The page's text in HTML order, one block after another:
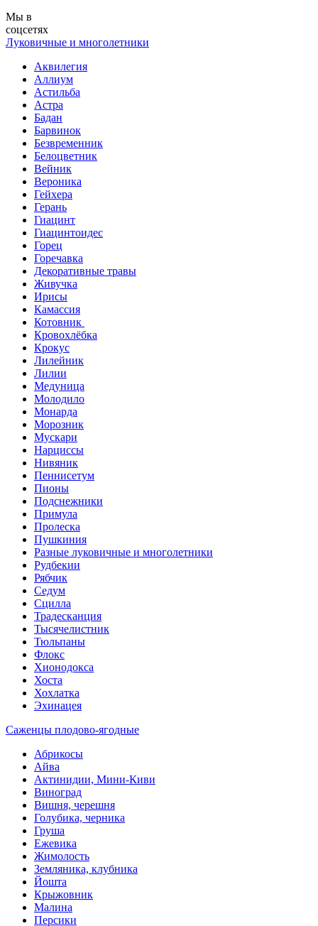
Мы в
соцсетях
Луковичные и многолетники
Аквилегия
Аллиум
Астильба
Астра
Бадан
Барвинок
Безвременник
Белоцветник
Вейник
Вероника
Гейхера
Герань
Гиацинт
Гиацинтоидес
Горец
Горечавка
Декоративные травы
Живучка
Ирисы
Камассия
Котовник
Кровохлёбка
Крокус
Лилейник
Лилии
Медуница
Молодило
Монарда
Морозник
Мускари
Нарциссы
Нивяник
Пеннисетум
Пионы
Подснежники
Примула
Пролеска
Пушкиния
Разные луковичные и многолетники
Рудбекии
Рябчик
Седум
Сцилла
Традесканция
Тысячелистник
Тюльпаны
Флокс
Хионодокса
Хоста
Хохлатка
Эхинацея
Саженцы плодово-ягодные
Абрикосы
Айва
Актинидии, Мини-Киви
Виноград
Вишня, черешня
Голубика, черника
Груша
Ежевика
Жимолость
Земляника, клубника
Йошта
Крыжовник
Малина
Персики